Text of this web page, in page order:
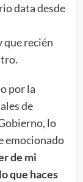
data desde
que recién
por la
de
lo
emocionado
de mi
que haces